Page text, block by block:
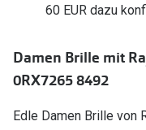
Stellest®-Brillengläser
Brillenbügel
60 EUR dazu
Damen Brille mit
0RX7265 8492
Edle Damen Brille von